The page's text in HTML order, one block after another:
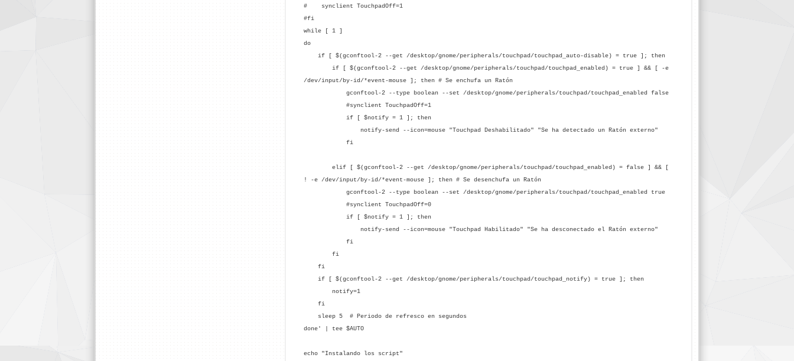
# synclient TouchpadOff=1
#fi
while [ 1 ]
do
if [ $(gconftool-2 --get /desktop/gnome/peripherals/touchpad/touchpad_auto-disable) = true ]; then
if [ $(gconftool-2 --get /desktop/gnome/peripherals/touchpad/touchpad_enabled) = true ] && [ -e
/dev/input/by-id/*event-mouse ]; then # Se enchufa un Ratón
gconftool-2 --type boolean --set /desktop/gnome/peripherals/touchpad/touchpad_enabled false
#synclient TouchpadOff=1
if [ $notify = 1 ]; then
notify-send --icon=mouse "Touchpad Deshabilitado" "Se ha detectado un Ratón externo"
fi
elif [ $(gconftool-2 --get /desktop/gnome/peripherals/touchpad/touchpad_enabled) = false ] && [
! -e /dev/input/by-id/*event-mouse ]; then # Se desenchufa un Ratón
gconftool-2 --type boolean --set /desktop/gnome/peripherals/touchpad/touchpad_enabled true
#synclient TouchpadOff=0
if [ $notify = 1 ]; then
notify-send --icon=mouse "Touchpad Habilitado" "Se ha desconectado el Ratón externo"
fi
fi
fi
if [ $(gconftool-2 --get /desktop/gnome/peripherals/touchpad/touchpad_notify) = true ]; then
notify=1
fi
sleep 5 # Periodo de refresco en segundos
done' | tee $AUTO
echo "Instalando los script"